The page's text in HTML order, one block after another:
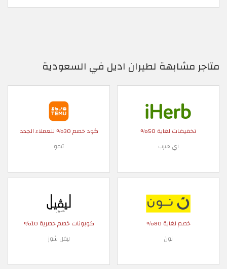
متاجر مشابهة لطيران اديل في السعودية
تخفيضات لغاية 50%
اي هيرب
كود خصم 30% للعملاء الجدد
تيمو
خصم لغاية 80%
نون
كوبونات خصم حصرية 10%
ليفل شوز